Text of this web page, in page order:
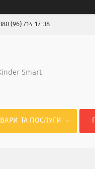
(96) 714-17-38
Smart
ТА ПОСЛУГИ